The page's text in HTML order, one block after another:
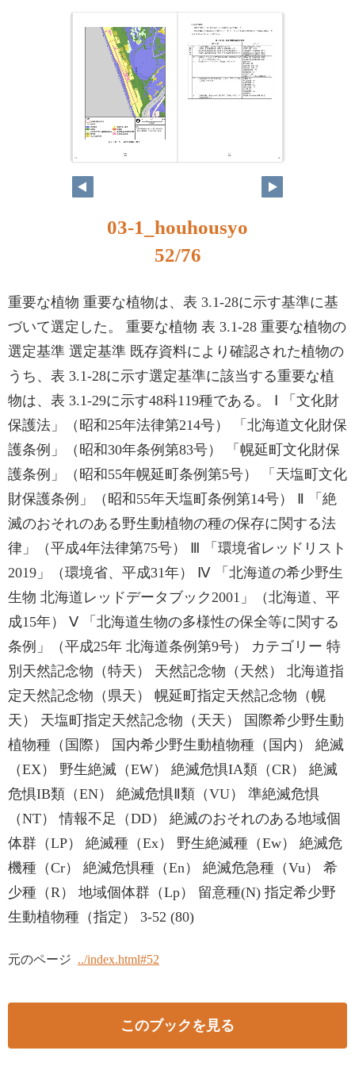
51 52
03-1_houhousyo
52/76
重要な植物 重要な植物は、表 3.1-28に示す基準に基
づいて選定した。 重要な植物 表 3.1-28 重要な植物の
選定基準 選定基準 既存資料により確認された植物の
うち、表 3.1-28に示す選定基準に該当する重要な植
物は、表 3.1-29に示す48科119種である。 Ⅰ 「文化財
保護法」（昭和25年法律第214号） 「北海道文化財保
護条例」（昭和30年条例第83号） 「幌延町文化財保
護条例」（昭和55年幌延町条例第5号） 「天塩町文化
財保護条例」（昭和55年天塩町条例第14号） Ⅱ 「絶
滅のおそれのある野生動植物の種の保存に関する法
律」（平成4年法律第75号） Ⅲ 「環境省レッドリスト
2019」（環境省、平成31年） Ⅳ 「北海道の希少野生
生物 北海道レッドデータブック2001」（北海道、平
成15年） Ⅴ 「北海道生物の多様性の保全等に関する
条例」（平成25年 北海道条例第9号） カテゴリー 特
別天然記念物（特天） 天然記念物（天然） 北海道指
定天然記念物（県天） 幌延町指定天然記念物（幌
天） 天塩町指定天然記念物（天天） 国際希少野生動
植物種（国際） 国内希少野生動植物種（国内） 絶滅
（EX） 野生絶滅（EW） 絶滅危惧IA類（CR） 絶滅
危惧IB類（EN） 絶滅危惧Ⅱ類（VU） 準絶滅危惧
（NT） 情報不足（DD） 絶滅のおそれのある地域個
体群（LP） 絶滅種（Ex） 野生絶滅種（Ew） 絶滅危
機種（Cr） 絶滅危惧種（En） 絶滅危急種（Vu） 希
少種（R） 地域個体群（Lp） 留意種(N) 指定希少野
生動植物種（指定） 3-52 (80)
元のページ ../index.html#52
このブックを見る